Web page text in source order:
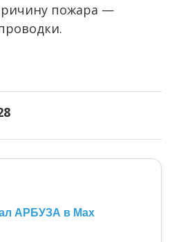
пожара —
АРБУЗА в Max